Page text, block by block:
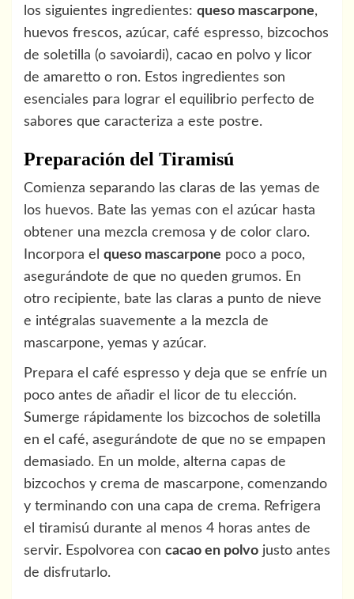
los siguientes ingredientes: queso mascarpone,
huevos frescos, azúcar, café espresso, bizcochos
de soletilla (o savoiardi), cacao en polvo y licor
de amaretto o ron. Estos ingredientes son
esenciales para lograr el equilibrio perfecto de
sabores que caracteriza a este postre.
Preparación del Tiramisú
Comienza separando las claras de las yemas de
los huevos. Bate las yemas con el azúcar hasta
obtener una mezcla cremosa y de color claro.
Incorpora el queso mascarpone poco a poco,
asegurándote de que no queden grumos. En
otro recipiente, bate las claras a punto de nieve
e intégralas suavemente a la mezcla de
mascarpone, yemas y azúcar.
Prepara el café espresso y deja que se enfríe un
poco antes de añadir el licor de tu elección.
Sumerge rápidamente los bizcochos de soletilla
en el café, asegurándote de que no se empapen
demasiado. En un molde, alterna capas de
bizcochos y crema de mascarpone, comenzando
y terminando con una capa de crema. Refrigera
el tiramisú durante al menos 4 horas antes de
servir. Espolvorea con cacao en polvo justo antes
de disfrutarlo.